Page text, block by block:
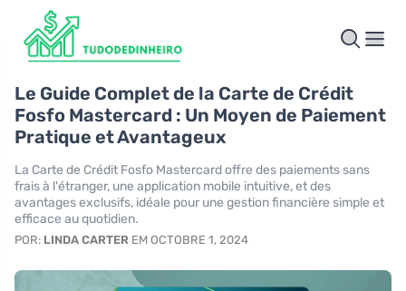
Le Guide Complet de la Carte de Crédit
Fosfo Mastercard : Un Moyen de Paiement
Pratique et Avantageux
La Carte de Crédit Fosfo Mastercard offre des paiements sans
frais à l'étranger, une application mobile intuitive, et des
avantages exclusifs, idéale pour une gestion financière simple et
efficace au quotidien.
POR: LINDA CARTER EM OCTOBRE 1, 2024